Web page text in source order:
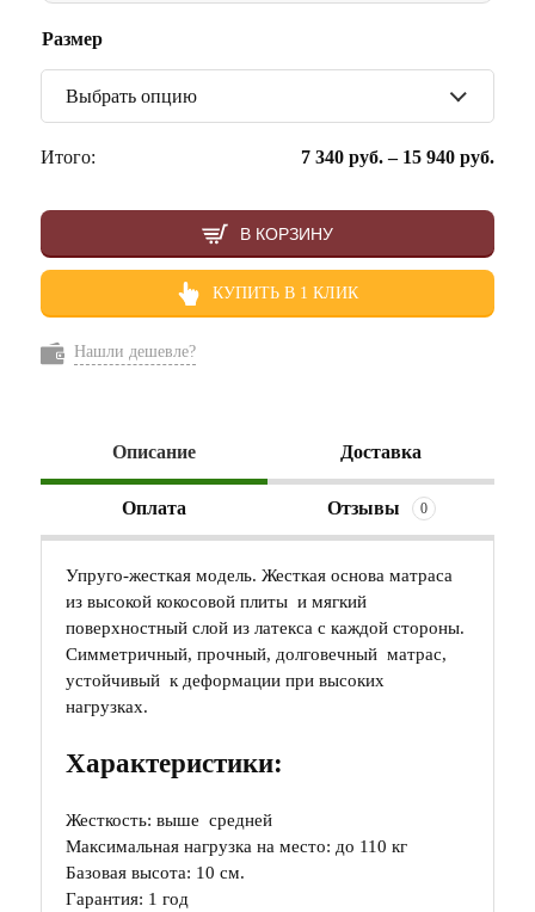
Размер
Выбрать опцию
Итого: 7 340 руб.– 15 940 руб.
В КОРЗИНУ
КУПИТЬ В 1 КЛИК
Нашли дешевле?
Описание Доставка
Оплата Отзывы 0
Упруго-жесткая модель. Жесткая основа матраса
из высокой кокосовой плиты и мягкий
поверхностный слой из латекса с каждой стороны.
Симметричный, прочный, долговечный матрас,
устойчивый к деформации при высоких
нагрузках.
Характеристики:
Жесткость: выше средней
Максимальная нагрузка на место: до 110 кг
Базовая высота: 10 см.
Гарантия: 1 год